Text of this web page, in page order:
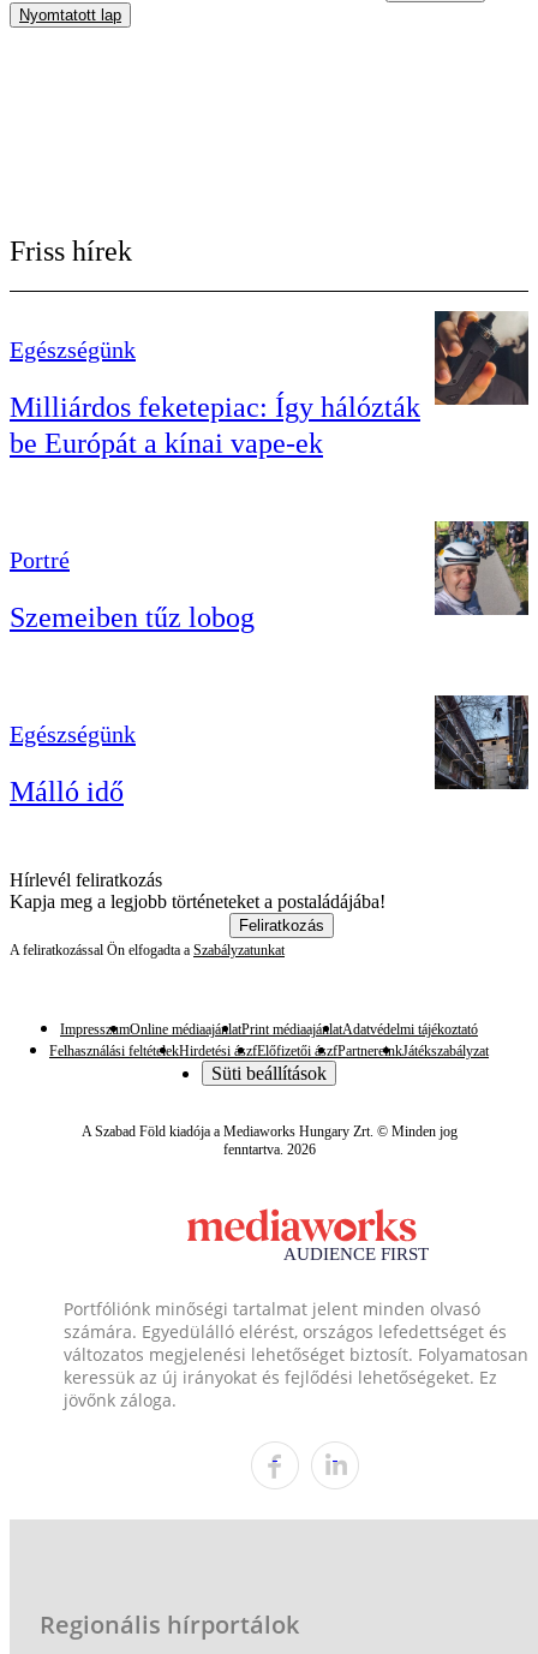
Nyomtatott lap
Friss hírek
Egészségünk
Milliárdos feketepiac: Így hálózták
be Európát a kínai vape-ek
Portré
Szemeiben tűz lobog
Egészségünk
Málló idő
Hírlevél feliratkozás
Kapja meg a legjobb történeteket a postaládájába!
Feliratkozás
A feliratkozással Ön elfogadta a Szabályzatunkat
ImpresszumOnline médiaajánlatPrint médiaajánlatAdatvédelmi tájékoztató
Felhasználási feltételekHirdetési ászfElőfizetői ászfPartnereinkJátékszabályzat
Süti beállítások
A Szabad Föld kiadója a Mediaworks Hungary Zrt. © Minden jog
fenntartva. 2026
Portfóliónk minőségi tartalmat jelent minden olvasó
számára. Egyedülálló elérést, országos lefedettséget és
változatos megjelenési lehetőséget biztosít. Folyamatosan
keressük az új irányokat és fejlődési lehetőségeket. Ez
jövőnk záloga.
Regionális hírportálok